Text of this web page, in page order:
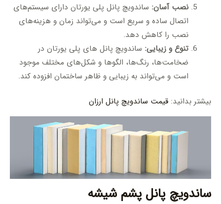
نصب آسان: ساندویچ پانل پلی یورتان دارای سیستم‌های
اتصال ساده و سریع است و می‌تواند زمان و هزینه‌های
نصب را کاهش دهد.
تنوع و زیبایی: ساندویچ پانل های پلی یورتان در
ضخامت‌ها، رنگ‌ها، الگوها و شکل‌های مختلف موجود
است و می‌تواند به زیبایی و ظاهر ساختمان افزوده کند.
بیشتر بدانید: قیمت ساندویچ پانل ارزان
ساندویچ پانل پشم شیشه